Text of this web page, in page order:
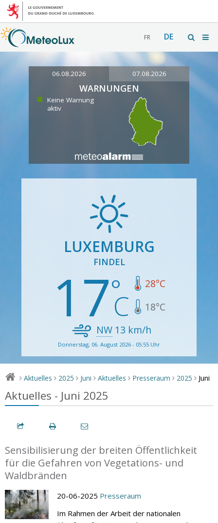
FR DE
06.08.2026 07.08.2026
WARNUNGEN
Keine Warnung
aktiv
LUXEMBURG
FINDEL
17 28°C
18°C
NW13 km/h
Donnerstag, 06. August 2026 - 05:55 Uhr
> Aktuelles > 2025 > Juni > Aktuelles > Presseraum > 2025 > Juni
Aktuelles - Juni 2025
Sensibilisierung der breiten Öffentlichkeit
für die Gefahren von Vegetations- und
Waldbränden
20-06-2025 Presseraum
Im Rahmen der Arbeit der nationalen